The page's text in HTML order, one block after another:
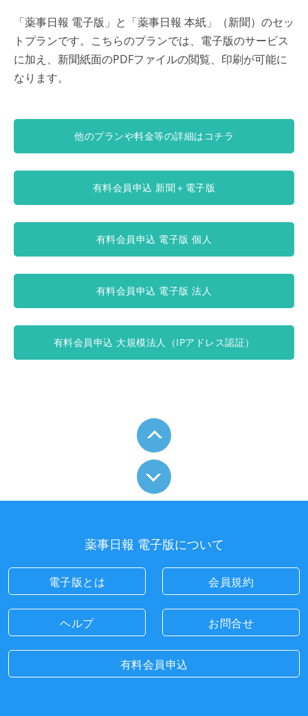
「薬事日報 電子版」と「薬事日報 本紙」（新聞）のセッ
トプランです。こちらのプランでは、電子版のサービス
に加え、新聞紙面のPDFファイルの閲覧、印刷が可能に
なります。
他のプランや料金等の詳細はコチラ
有料会員申込 新聞＋電子版
有料会員申込 電子版 個人
有料会員申込 電子版 法人
有料会員申込 大規模法人（IPアドレス認証）
薬事日報 電子版について
電子版とは 会員規約
ヘルプ お問合せ
有料会員申込